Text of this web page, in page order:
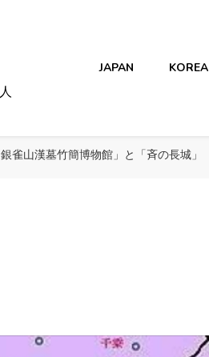
JAPAN KOREA
雀山漢墓竹簡博物館」と「斉の長城」